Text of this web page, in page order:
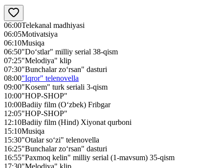
06:00Telekanal madhiyasi
06:05Motivatsiya
06:10Musiqa
06:50"Do‘stlar" milliy serial 38-qism
07:25"Melodiya" klip
07:30"Bunchalar zo‘rsan" dasturi
08:00"Iqror" telenovella
09:00"Kosem" turk seriali 3-qism
10:00"HOP-SHOP"
10:00Badiiy film (O‘zbek) Fribgar
12:05"HOP-SHOP"
12:10Badiiy film (Hind) Xiyonat qurboni
15:10Musiqa
15:30"Otalar so‘zi" telenovella
16:25"Bunchalar zo‘rsan" dasturi
16:55"Paxmoq kelin" milliy serial (1-mavsum) 35-qism